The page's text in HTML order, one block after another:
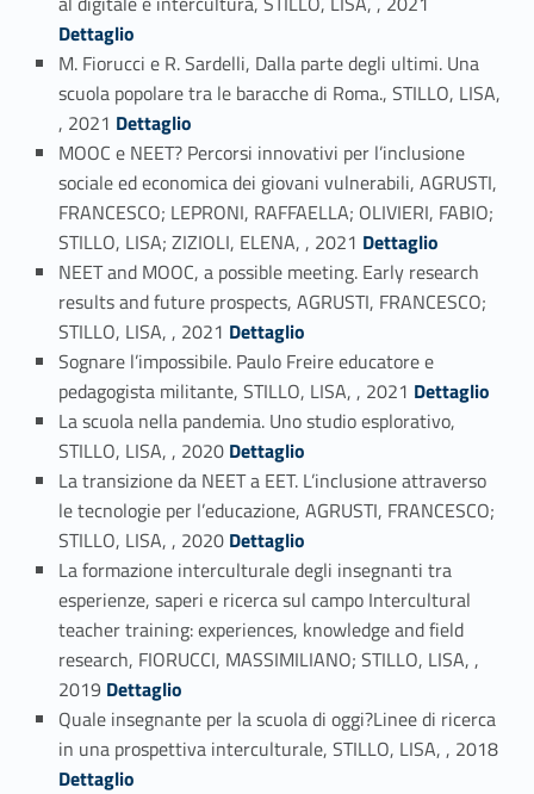
Dettaglio
M. Fiorucci e R. Sardelli, Dalla parte degli ultimi. Una
scuola popolare tra le baracche di Roma., STILLO, LISA,
, 2021 Link identifier #identifier_person_179111-23
Dettaglio
MOOC e NEET? Percorsi innovativi per l’inclusione
sociale ed economica dei giovani vulnerabili, AGRUSTI,
FRANCESCO; LEPRONI, RAFFAELLA; OLIVIERI, FABIO;
STILLO, LISA; ZIZIOLI, ELENA, , 2021 Link identifier #identifier_person_139734-24
Dettaglio
NEET and MOOC, a possible meeting. Early research
results and future prospects, AGRUSTI, FRANCESCO;
STILLO, LISA, , 2021 Link identifier #identifier_person_114199-25
Dettaglio
Sognare l’impossibile. Paulo Freire educatore e
pedagogista militante, STILLO, LISA, , 2021 Link identifier #identifier_person_107541-26
Dettaglio
La scuola nella pandemia. Uno studio esplorativo,
STILLO, LISA, , 2020 Link identifier #identifier_person_65255-27
Dettaglio
La transizione da NEET a EET. L’inclusione attraverso
le tecnologie per l’educazione, AGRUSTI, FRANCESCO;
STILLO, LISA, , 2020 Link identifier #identifier_person_167483-28
Dettaglio
La formazione interculturale degli insegnanti tra
esperienze, saperi e ricerca sul campo Intercultural
teacher training: experiences, knowledge and field
research, FIORUCCI, MASSIMILIANO; STILLO, LISA, ,
2019 Link identifier #identifier_person_198109-29
Dettaglio
Quale insegnante per la scuola di oggi?Linee di ricerca
in una prospettiva interculturale, STILLO, LISA, , 2018
Dettaglio